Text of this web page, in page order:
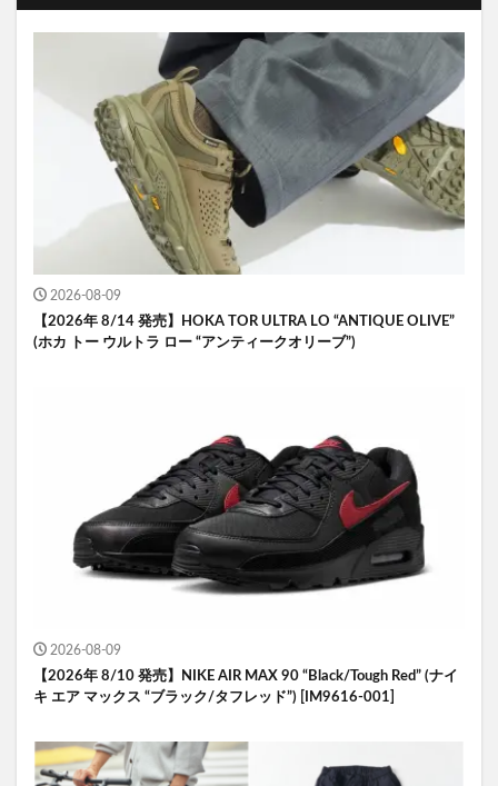
2026-08-09
【2026年 8/14 発売】HOKA TOR ULTRA LO “ANTIQUE OLIVE”
(ホカ トー ウルトラ ロー “アンティークオリーブ”)
2026-08-09
【2026年 8/10 発売】NIKE AIR MAX 90 “Black/Tough Red” (ナイ
キ エア マックス “ブラック/タフレッド”) [IM9616-001]